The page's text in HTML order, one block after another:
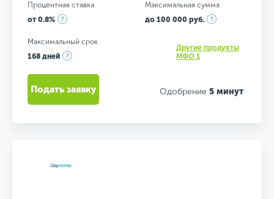
Процентная ставка
от 0.8%
Максимальная сумма
до 100 000 руб.
Максимальный срок
168 дней
Другие продукты
МФО 1
Одобрение 5 минут
Подать заявку